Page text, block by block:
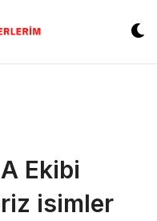
Ekibi
isimler